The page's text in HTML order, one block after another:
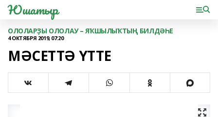
Юшатыр
ОЛОЛАРҘЫ ОЛОЛАУ – ЯҠШЫЛЫҠТЫҢ БИЛДӘҺЕ
4 ОКТЯБРЯ 2019, 07:20
МӘСЕТТӘ ҮТТЕ